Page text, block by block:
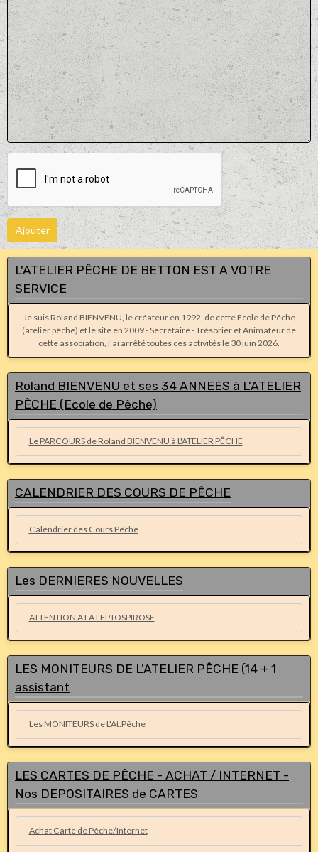
Ajouter
L'ATELIER PÊCHE DE BETTON EST A VOTRE
SERVICE
Je suis Roland BIENVENU, le créateur en 1992, de cette Ecole de Pêche
(atelier pêche) et le site en 2009 - Secrétaire - Trésorier et Animateur de
cette association, j'ai arrêté toutes ces activités le 30 juin 2026.
Roland BIENVENU et ses 34 ANNEES à L'ATELIER
PÊCHE (Ecole de Pêche)
Le PARCOURS de Roland BIENVENU à L'ATELIER PÊCHE
CALENDRIER DES COURS DE PÊCHE
Calendrier des Cours Pêche
Les DERNIERES NOUVELLES
ATTENTION A LA LEPTOSPIROSE
LES MONITEURS DE L'ATELIER PÊCHE (14 + 1
assistant
Les MONITEURS de L'At.Pêche
LES CARTES DE PÊCHE - ACHAT / INTERNET -
Nos DEPOSITAIRES de CARTES
Achat Carte de Pêche/Internet